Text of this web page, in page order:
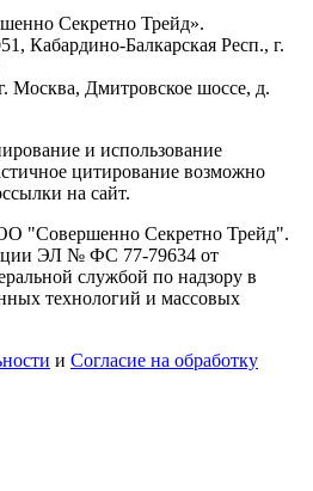
Секретно Трейд».
Кабардино-Балкарская Респ., г.
Москва, Дмитровское шоссе, д.
и использование
цитирование возможно
на сайт.
"Совершенно Секретно Трейд".
ЭЛ № ФС 77-79634 от
службой по надзору в
технологий и массовых
и Согласие на обработку